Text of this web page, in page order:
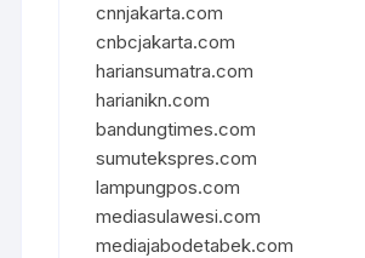
cnnjakarta.com
cnbcjakarta.com
hariansumatra.com
harianikn.com
bandungtimes.com
sumutekspres.com
lampungpos.com
mediasulawesi.com
mediajabodetabek.com